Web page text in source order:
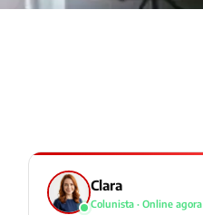
Clara
Colunista · Online agora